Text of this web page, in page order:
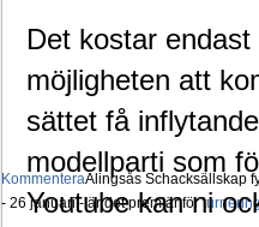
KommenteraAlingsås Schacksällskap
- 26 januari - är det premiär för
Det kostar endast
möjligheten att
sättet få
modellparti som
Youtube kan ni